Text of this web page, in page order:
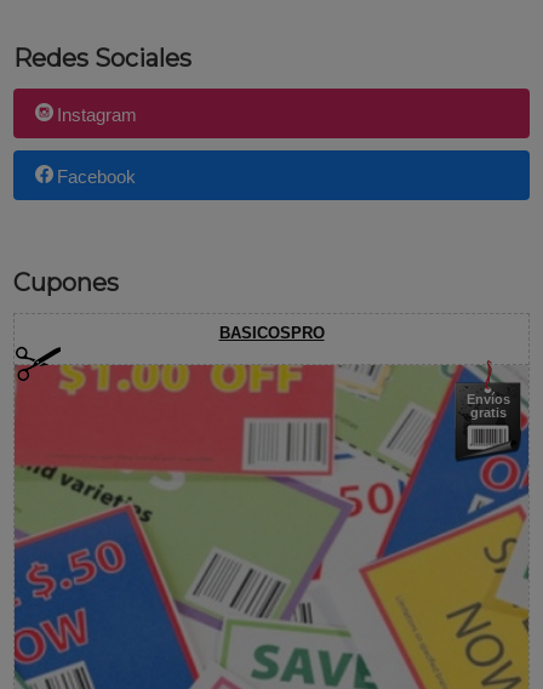
Redes Sociales
Instagram
Facebook
Cupones
BASICOSPRO
Envíos
gratis